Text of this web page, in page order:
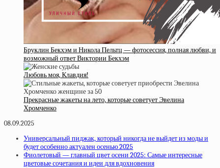
Бруклин Бекхэм и Никола Пельтц — фотосессия, полная любви, и
возможный ответ Виктории Бекхэм
Любовь моя, Клавдия!
Прекрасные жакеты на лето, которые советует Эвелина
Хромченко
08.09.2025
Универсальный пиджак, который никогда не выйдет из моды и
будет особенно актуален осенью 2025
Фиолетовый — главный цвет осени 2025: Самые интересные
цветовые сочетания и идеи для вдохновения